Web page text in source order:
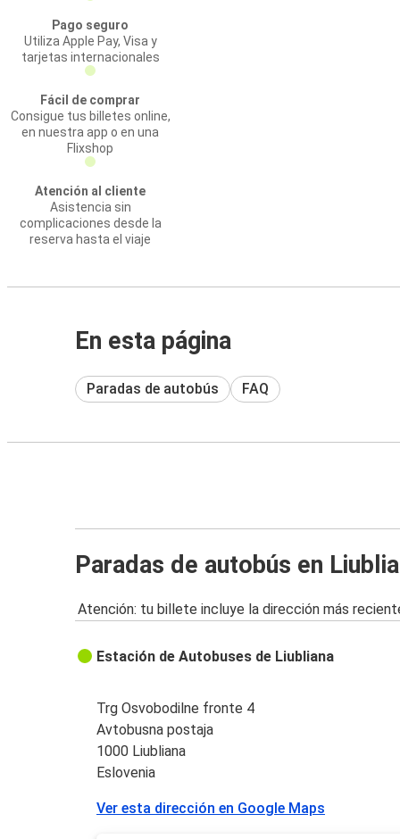
Pago seguro
Utiliza Apple Pay, Visa y
tarjetas internacionales
Fácil de comprar
Consigue tus billetes online,
en nuestra app o en una
Flixshop
Atención al cliente
Asistencia sin
complicaciones desde la
reserva hasta el viaje
En esta página
Paradas de autobús FAQ
Paradas de autobús en
Atención: tu billete incluye la dirección más
Estación de Autobuses de Liubliana
Trg Osvobodilne fronte 4
Avtobusna postaja
1000 Liubliana
Eslovenia
Ver esta dirección en Google Maps